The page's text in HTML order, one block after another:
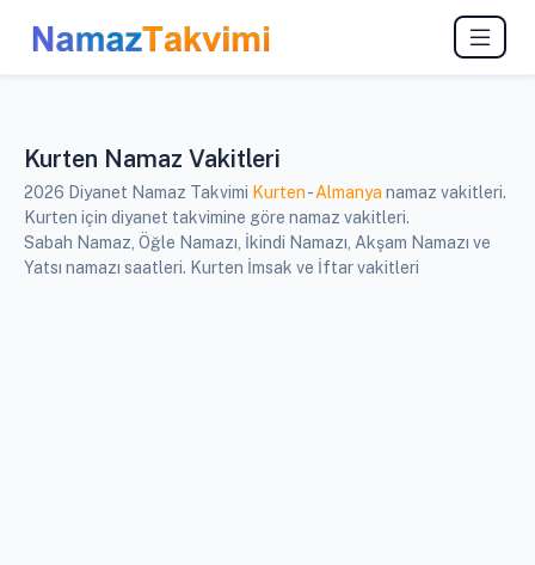
Kurten Namaz Vakitleri
2026 Diyanet Namaz Takvimi Kurten-Almanya namaz vakitleri.
Kurten için diyanet takvimine göre namaz vakitleri.
Sabah Namaz, Öğle Namazı, İkindi Namazı, Akşam Namazı ve
Yatsı namazı saatleri. Kurten İmsak ve İftar vakitleri